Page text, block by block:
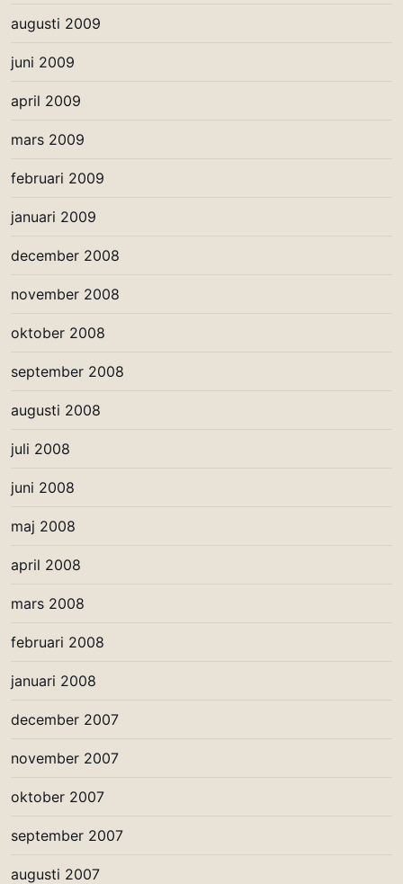
augusti 2009
juni 2009
april 2009
mars 2009
februari 2009
januari 2009
december 2008
november 2008
oktober 2008
september 2008
augusti 2008
juli 2008
juni 2008
maj 2008
april 2008
mars 2008
februari 2008
januari 2008
december 2007
november 2007
oktober 2007
september 2007
augusti 2007